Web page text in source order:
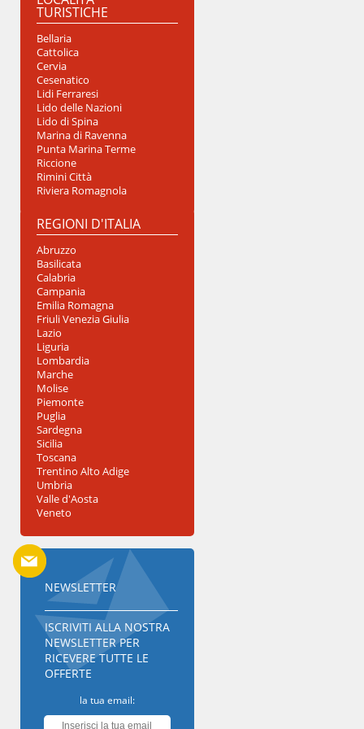
TURISTICHE
Bellaria
Cattolica
Cervia
Cesenatico
Lidi Ferraresi
Lido delle Nazioni
Lido di Spina
Marina di Ravenna
Punta Marina Terme
Riccione
Rimini Città
Riviera Romagnola
REGIONI D'ITALIA
Abruzzo
Basilicata
Calabria
Campania
Emilia Romagna
Friuli Venezia Giulia
Lazio
Liguria
Lombardia
Marche
Molise
Piemonte
Puglia
Sardegna
Sicilia
Toscana
Trentino Alto Adige
Umbria
Valle d'Aosta
Veneto
NEWSLETTER
ISCRIVITI ALLA NOSTRA
NEWSLETTER PER
RICEVERE TUTTE LE
OFFERTE
la tua email: